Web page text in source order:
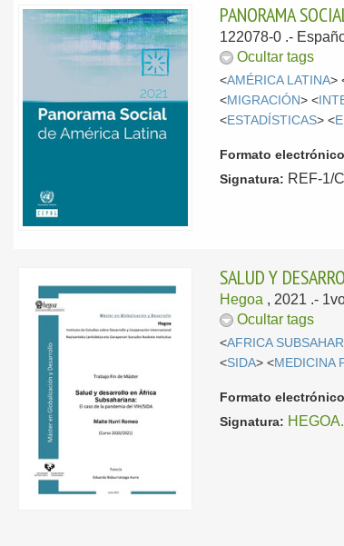
PANORAMA
122078-0 .-
Ocultar tags
<AMÉRICA LATINA>
<MIGRACIÓN> <
<ESTADÍSTICAS> <
Formato
Signatura: REF-1/
SALUD Y
Hegoa , 2021 .-
Ocultar tags
<AFRICA
<SIDA> <MEDICINA
Formato
Signatura: